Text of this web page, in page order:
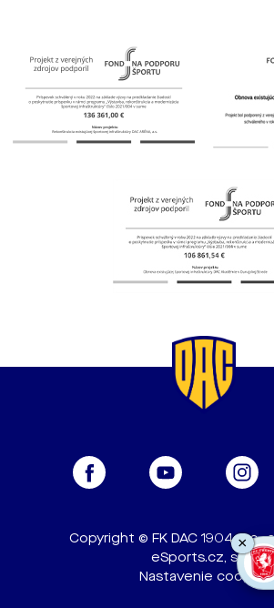
Copyright © FK DAC 1904, a.s.,
eSports.cz, s.r.o.
Nastavenie cookies
×